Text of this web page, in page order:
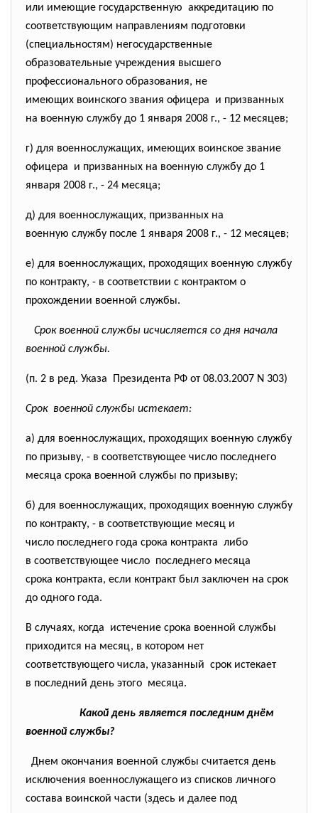
или имеющие государственную аккредитацию по
соответствующим направлениям подготовки
(специальностям) негосударственные
образовательные учреждения высшего
профессионального образования, не
имеющих воинского звания офицера и призванных
на военную службу до 1 января 2008 г., - 12 месяцев;
г) для военнослужащих, имеющих воинское звание
офицера и призванных на военную службу до 1
января 2008 г., - 24 месяца;
д) для военнослужащих, призванных на
военную службу после 1 января 2008 г., - 12 месяцев;
е) для военнослужащих, проходящих военную службу
по контракту, - в соответствии с контрактом о
прохождении военной службы.
Срок военной службы исчисляется со дня начала
военной службы.
(п. 2 в ред. Указа Президента РФ от 08.03.2007 N 303)
Срок военной службы истекает:
а) для военнослужащих, проходящих военную службу
по призыву, - в соответствующее число последнего
месяца срока военной службы по призыву;
б) для военнослужащих, проходящих военную службу
по контракту, - в соответствующие месяц и
число последнего года срока контракта либо
в соответствующее число последнего месяца
срока контракта, если контракт был заключен на срок
до одного года.
В случаях, когда истечение срока военной службы
приходится на месяц, в котором нет
соответствующего числа, указанный срок истекает
в последний день этого месяца.
Какой день является последним днём
военной службы?
Днем окончания военной службы считается день
исключения военнослужащего из списков личного
состава воинской части (здесь и далее под